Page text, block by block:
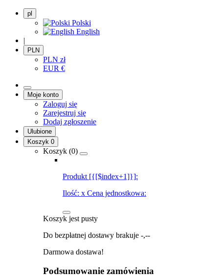
pl
Polski
English
|
PLN
PLN zł
EUR €
Moje konto
Zaloguj się
Zarejestruj się
Dodaj zgłoszenie
Ulubione
Koszyk 0
Koszyk (0)
Produkt [{[$index+1]}]:
Ilość: x Cena jednostkowa:
Koszyk jest pusty
Do bezpłatnej dostawy brakuje -,--
Darmowa dostawa!
Podsumowanie zamówienia